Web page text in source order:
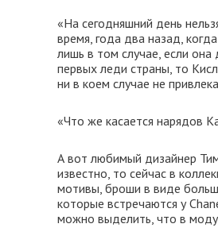
«На сегодняшний день
время, года два назад,
лишь в том случае, если она
первых леди страны, то
ни в коем случае не
«Что же касается нарядов
А вот любимый дизайнер
известно, то сейчас в
мотивы, броши в виде
которые встречаются у
можно выделить, что в моду